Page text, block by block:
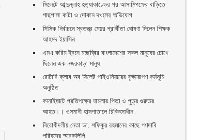
সিলেটে আব্দুল্লাহ হত্যাকাণ্ডের পর আসামিপক্ষের বাড়িতে
গাছপালা কাটা ও দোকান দখলের অভিযোগ
সিসিক নির্বাচনে স্বতন্ত্র মেয়র প্রার্থীতা ঘোষণা দিলেন শিক্ষক
আহমদ ইয়াসিন
এমএ করিম ইবনে মচ্ছব্বির বাংলাদেশের সকল মানুষের চোখে
ছিলেন এক নজরকাড়া মানুষ ‎
রোটারি ক্লাব অব সিলেট পাইওনিয়ারের বৃক্ষরোপণ কর্মসূচি
অনুষ্ঠিত
কানাইঘাটে প্রতিপক্ষের হামলায় পিতা ও পুত্র গুরুতর
আহত।। ওসমানী হাসপাতালে চিকিৎসাধীন
বিরোধীদলীয় নেতা ডা. শফিকুর রহমানের কাছে গণদাবি
পরিষদের স্মারকলিপি ‎